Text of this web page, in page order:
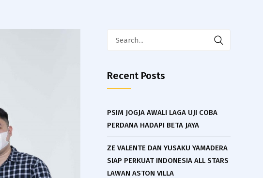
Recent Posts
PSIM JOGJA AWALI LAGA UJI COBA
PERDANA HADAPI BETA JAYA
ZE VALENTE DAN YUSAKU YAMADERA
SIAP PERKUAT INDONESIA ALL STARS
LAWAN ASTON VILLA